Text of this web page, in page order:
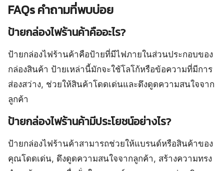
FAQs คำถามที่พบบ่อย
ป้ายกล่องไฟร้านค้าคืออะไร?
ป้ายกล่องไฟร้านค้าคือป้ายที่มีไฟภายในส่วนประกอบของ
กล่องสินค้า ป้ายเหล่านี้มักจะใช้โลโก้หรือข้อความที่มีการ
ส่องสว่าง, ช่วยให้สินค้าโดดเด่นและดึงดูดความสนใจจาก
ลูกค้า
ป้ายกล่องไฟร้านค้ามีประโยชน์อย่างไร?
ป้ายกล่องไฟร้านค้าสามารถช่วยให้แบรนด์หรือสินค้าของ
คุณโดดเด่น, ดึงดูดความสนใจจากลูกค้า, สร้างความทรง